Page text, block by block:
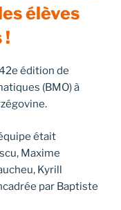
élèves
!
édition de
(BMO) à
était
Maxime
Kyrill
par Baptiste